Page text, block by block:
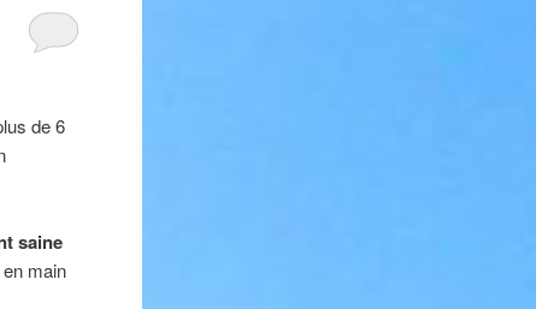
de 6
saine
main